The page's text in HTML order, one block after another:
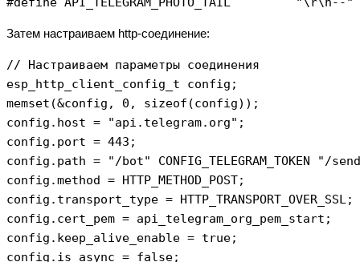
Затем настраиваем http-соединение:
// Настраиваем параметры соединения
esp_http_client_config_t config;
memset(&config, 0, sizeof(config));
config.host = "api.telegram.org";
config.port = 443;
config.path = "/bot" CONFIG_TELEGRAM_TOKEN "/
config.method = HTTP_METHOD_POST;
config.transport_type = HTTP_TRANSPORT_OVER_SSL;
config.cert_pem = api_telegram_org_pem_start;
config.keep_alive_enable = true;